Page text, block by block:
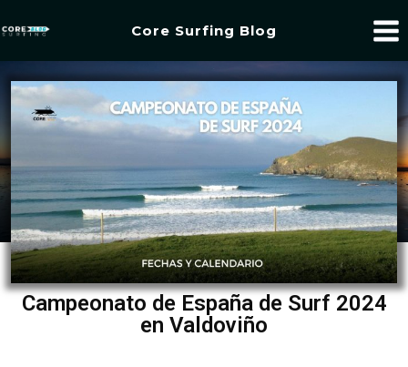
Core Surfing Blog
Campeonato de España de Surf 2024
en Valdoviño